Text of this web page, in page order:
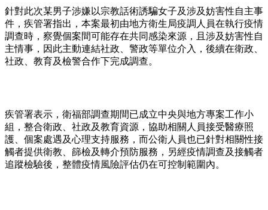
針對此次某男子涉嫌以宗教話術誘騙女子及涉及妨害性自主事
件，疾管署指出，本案最初由地方衛生局疫調人員在執行疫情
調查時，察覺個案間可能存在共同感染來源，且涉及妨害性自
主情事，因此主動連結社政、警政等單位介入，後續在衛政、
社政、教育及檢警合作下完成調查。
疾管署表示，衛福部調查期間已成立中央與地方專案工作小
組，整合衛政、社政及教育資源，協助相關人員接受醫療照
護、個案處遇及心理支持服務，而公衛人員也已針對相關性接
觸者提供衛教、篩檢及轉介預防服務，另經疫情調查及接觸者
追蹤檢驗後，整體疫情風險評估仍在可控制範圍內。